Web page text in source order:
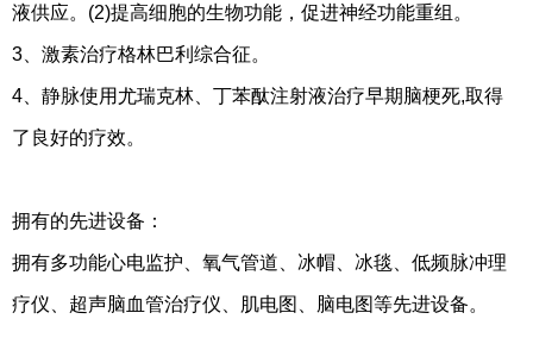
液供应。(2)提高细胞的生物功能，促进神经功能重组。
3、激素治疗格林巴利综合征。
4、静脉使用尤瑞克林、丁苯酞注射液治疗早期脑梗死,取得
了良好的疗效。
拥有的先进设备：
拥有多功能心电监护、氧气管道、冰帽、冰毯、低频脉冲理
疗仪、超声脑血管治疗仪、肌电图、脑电图等先进设备。